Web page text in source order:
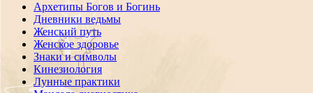
Архетипы Богов и Богинь
Дневники ведьмы
Женский путь
Женское здоровье
Знаки и символы
Кинезиология
Лунные практики